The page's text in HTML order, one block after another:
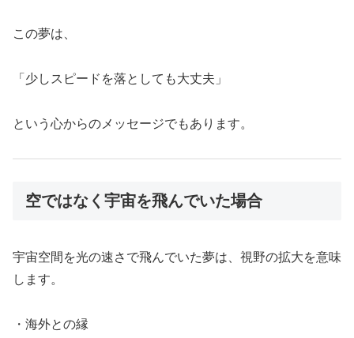
この夢は、
「少しスピードを落としても大丈夫」
という心からのメッセージでもあります。
空ではなく宇宙を飛んでいた場合
宇宙空間を光の速さで飛んでいた夢は、視野の拡大を意味
します。
・海外との縁